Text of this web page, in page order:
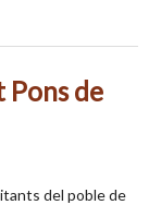
de
del poble de